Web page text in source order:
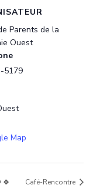
Map
Parents de la
Ouest
5179
🍀 Café-Rencontre